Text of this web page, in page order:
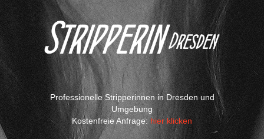
Professionelle Stripperinnen in Dresden und
Umgebung
Kostenfreie Anfrage:hier klicken